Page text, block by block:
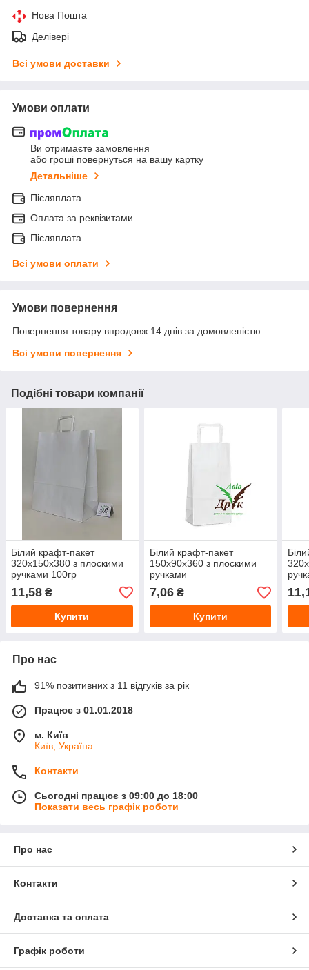
Нова Пошта
Делівері
Всі умови доставки
Умови оплати
Ви отримаєте замовлення
або гроші повернуться на вашу картку
Детальніше
Післяплата
Оплата за реквізитами
Післяплата
Всі умови оплати
Умови повернення
Повернення товару впродовж 14 днів за домовленістю
Всі умови повернення
Подібні товари компанії
Білий крафт-пакет
320х150х380 з плоскими
ручками 100гр
11,58 ₴
Купити
Білий крафт-пакет
150х90х360 з плоскими
ручками
7,06₴
Купити
Про нас
91% позитивних з 11 відгуків за рік
Працює з 01.01.2018
м. Київ
Київ, Україна
Контакти
Сьогодні працює з 09:00 до 18:00
Показати весь графік роботи
Про нас
Контакти
Доставка та оплата
Графік роботи